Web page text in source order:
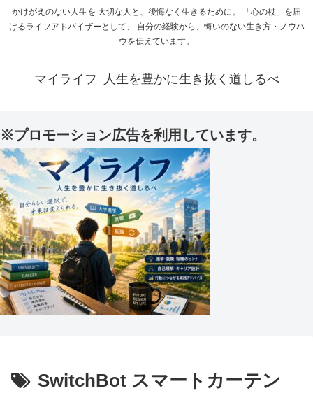
かけがえのない人生を 大切な人と、後悔なく生きるために。 「心の杖」を届
けるライフアドバイザーとして、 自分の経験から、悔いのない生き方・ノウハ
ウを伝えています。
マイライフｰ人生を豊かに生き抜く道しるべ
※プロモーション広告を利用しています。
SwitchBot スマートカーテン